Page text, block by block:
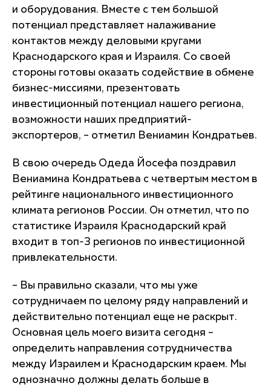
и оборудования. Вместе с тем большой
потенциал представляет налаживание
контактов между деловыми кругами
Краснодарского края и Израиля. Со своей
стороны готовы оказать содействие в обмене
бизнес-миссиями, презентовать
инвестиционный потенциал нашего региона,
возможности наших предприятий-
экспортеров, – отметил Вениамин Кондратьев.
В свою очередь Одеда Йосефа поздравил
Вениамина Кондратьева с четвертым местом в
рейтинге национального инвестиционного
климата регионов России. Он отметил, что по
статистике Израиля Краснодарский край
входит в топ-3 регионов по инвестиционной
привлекательности.
– Вы правильно сказали, что мы уже
сотрудничаем по целому ряду направлений и
действительно потенциал еще не раскрыт.
Основная цель моего визита сегодня –
определить направления сотрудничества
между Израилем и Краснодарским краем. Мы
однозначно должны делать больше в